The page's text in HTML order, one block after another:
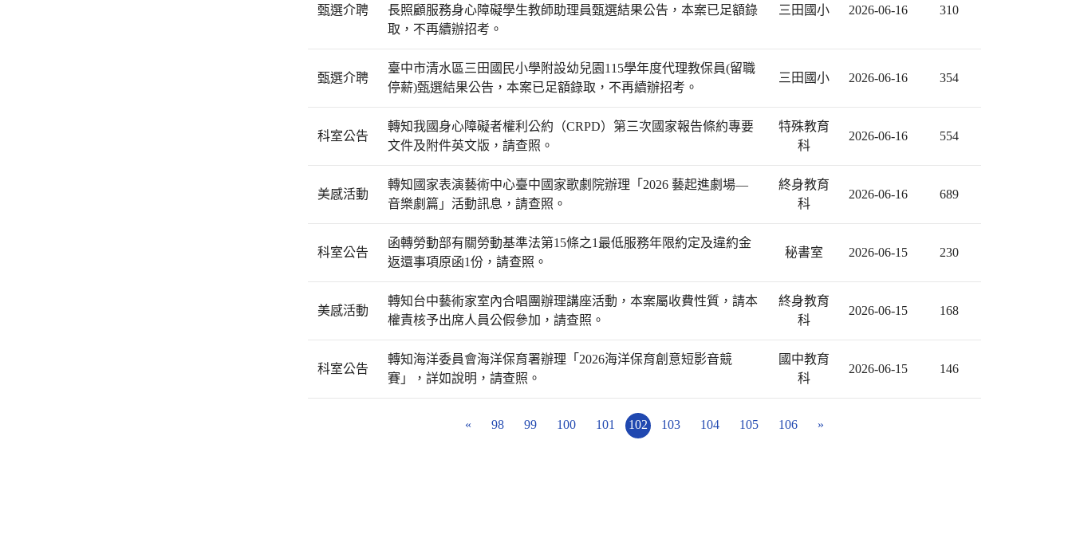
甄選介聘
長照顧服務身心障礙學生教師助理員甄選結果公告，本案已足額錄
取，不再續辦招考。
三田國小 2026-06-16 310
甄選介聘
臺中市清水區三田國民小學附設幼兒園115學年度代理教保員(留職
停薪)甄選結果公告，本案已足額錄取，不再續辦招考。
三田國小 2026-06-16 354
科室公告
轉知我國身心障礙者權利公約（CRPD）第三次國家報告條約專要
文件及附件英文版，請查照。
特殊教育
科
2026-06-16 554
美感活動
轉知國家表演藝術中心臺中國家歌劇院辦理「2026 藝起進劇場—
音樂劇篇」活動訊息，請查照。
終身教育
科
2026-06-16 689
科室公告
函轉勞動部有關勞動基準法第15條之1最低服務年限約定及違約金
返還事項原函1份，請查照。
秘書室 2026-06-15 230
美感活動
轉知台中藝術家室內合唱團辦理講座活動，本案屬收費性質，請本
權責核予出席人員公假參加，請查照。
終身教育
科
2026-06-15 168
科室公告
轉知海洋委員會海洋保育署辦理「2026海洋保育創意短影音競
賽」，詳如說明，請查照。
國中教育
科
2026-06-15 146
« 98 99 100 101 102 103 104 105 106 »